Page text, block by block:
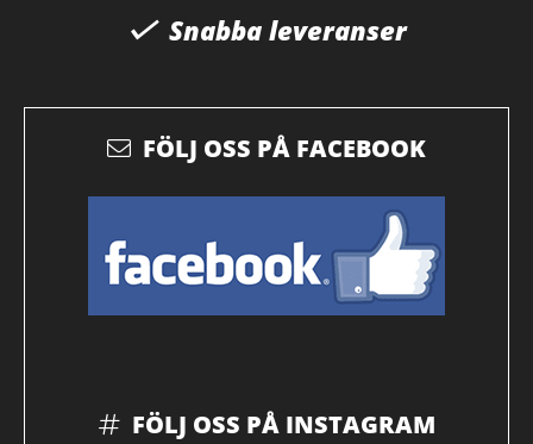
Snabba leveranser
FÖLJ OSS PÅ FACEBOOK
FÖLJ OSS PÅ INSTAGRAM